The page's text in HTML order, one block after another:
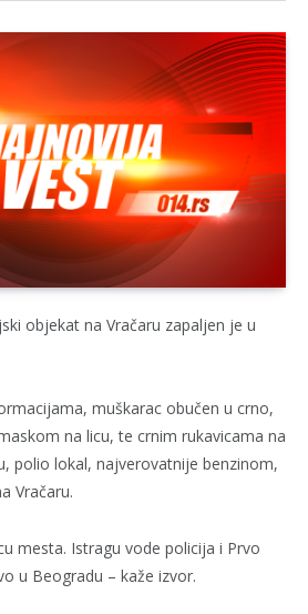
objekat na Vračaru zapaljen je u
muškarac obučen u crno,
na licu, te crnim rukavicama na
polio lokal, najverovatnije benzinom,
Vračaru.
mesta. Istragu vode policija i Prvo
u Beogradu – kaže izvor.